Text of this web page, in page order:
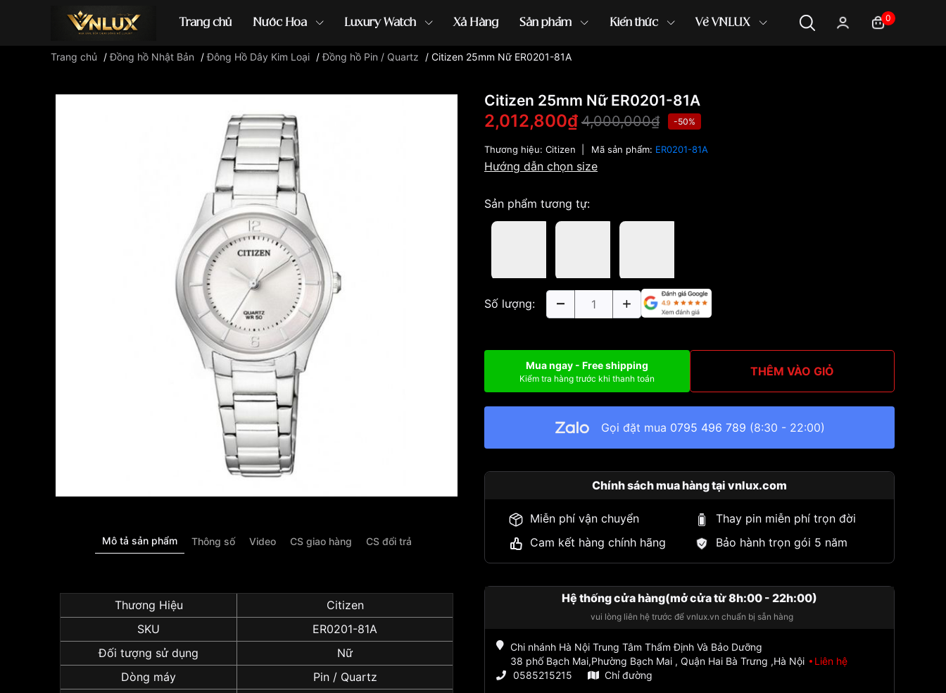
Trang chủ Nước Hoa Luxury Watch Xả Hàng Sản phẩm Kiến thức Về VNLUX 0
Đồng hồ casio đồng hồ G-Shock đồng hồ Orient ...
Trang chủ /Đồng hồ Nhật Bản /Đông Hồ Dây Kim Loại /Đồng hồ Pin / Quartz / Citizen 25mm Nữ ER0201-81A
Mô tả sản phẩm Thông số Video CS giao hàng CS đổi trả
Thương Hiệu
Citizen
SKU
ER0201-81A
Đối tượng sử dụng
Nữ
Dòng máy
Pin / Quartz
Citizen 25mm Nữ ER0201-81A
2,012,800₫ 4,000,000₫ -50%
Thương hiệu: Citizen Mã sản phẩm: ER0201-81A
Hướng dẫn chọn size
Sản phẩm tương tự:
Số lượng:
Mua ngay - Free shipping
Kiểm tra hàng trước khi thanh toán THÊM VÀO GIỎ
Gọi đặt mua 0795 496 789 (8:30 - 22:00)
Chính sách mua hàng tại vnlux.com
Miễn phí vận chuyển
Thay pin miễn phí trọn đời
Cam kết hàng chính hãng
Bảo hành trọn gói 5 năm
Hệ thống cửa hàng(mở cửa từ 8h:00 - 22h:00)
vui lòng liên hệ trước để vnlux.vn chuẩn bị sẵn hàng
Chi nhánh Hà Nội Trung Tâm Thẩm Định Và Bảo Dưỡng
38 phố Bạch Mai,Phường Bạch Mai , Quận Hai Bà Trưng ,Hà Nội
Liên hệ
0585215215
Chỉ đường